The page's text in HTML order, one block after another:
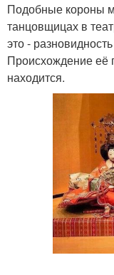
Подобные короны
танцовщицах в
это -
Происхождение её
находится.